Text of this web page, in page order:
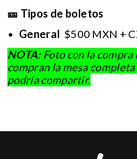
🎫 Tipos de boletos
General $500 MXN +
NOTA:Foto con la compra
compran la mesa completa
podría compartir.